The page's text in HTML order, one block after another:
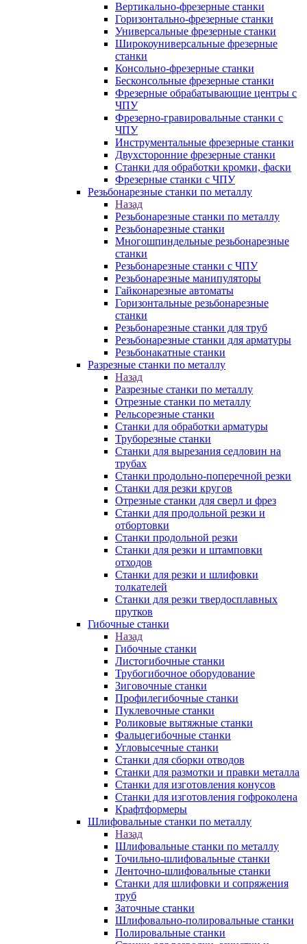
Вертикально-фрезерные станки
Горизонтально-фрезерные станки
Универсальные фрезерные станки
Широкоуниверсальные фрезерные
станки
Консольно-фрезерные станки
Бесконсольные фрезерные станки
Фрезерные обрабатывающие центры с
ЧПУ
Фрезерно-гравировальные станки с
ЧПУ
Инструментальные фрезерные станки
Двухсторонние фрезерные станки
Станки для обработки кромки, фаски
Фрезерные станки с ЧПУ
Резьбонарезные станки по металлу
Назад
Резьбонарезные станки по металлу
Резьбонарезные станки
Многошпиндельные резьбонарезные
станки
Резьбонарезные станки с ЧПУ
Резьбонарезные манипуляторы
Гайконарезные автоматы
Горизонтальные резьбонарезные
станки
Резьбонарезные станки для труб
Резьбонарезные станки для арматуры
Резьбонакатные станки
Разрезные станки по металлу
Назад
Разрезные станки по металлу
Отрезные станки по металлу
Рельсорезные станки
Станки для обработки арматуры
Труборезные станки
Станки для вырезания седловин на
трубаx
Станки продольно-поперечной резки
Станки для резки кругов
Отрезные станки для сверл и фрез
Станки для продольной резки и
отбортовки
Станки продольной резки
Станки для резки и штамповки
отходов
Станки для резки и шлифовки
толкателей
Станки для резки твердосплавных
прутков
Гибочные станки
Назад
Гибочные станки
Листогибочные станки
Трубогибочное оборудование
Зиговочные станки
Профилегибочные станки
Пуклевочные станки
Роликовые вытяжные станки
Фальцегибочные станки
Угловысечные станки
Станки для сборки отводов
Станки для размотки и правки металла
Станки для изготовления конусов
Станки для изготовления гофроколена
Крафтформеры
Шлифовальные станки по металлу
Назад
Шлифовальные станки по металлу
Точильно-шлифовальные станки
Ленточно-шлифовальные станки
Станки для шлифовки и сопряжения
труб
Заточные станки
Шлифовально-полировальные станки
Полировальные станки